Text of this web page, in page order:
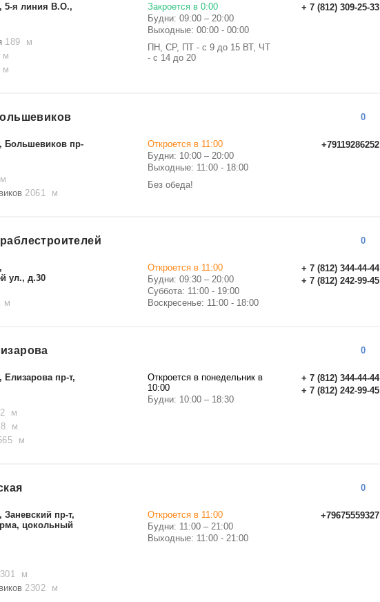
5-я линия В.О.,
189 м
м
м
+ 7 (812) 309-25-33
Закроется в 0:00
Будни: 09:00 – 20:00
Выходные: 00:00 - 00:00
ПН, СР, ПТ - с 9 до 15 ВТ, ЧТ
- с 14 до 20
0
Большевиков пр-
2061 м
+79119286252
Откроется в 11:00
Будни: 10:00 – 20:00
Выходные: 11:00 - 18:00
Без обеда!
0
ул., д.30
м
+ 7 (812) 344-44-44
+ 7 (812) 242-99-45
Откроется в 11:00
Будни: 09:30 – 20:00
Суббота: 11:00 - 19:00
Воскресенье: 11:00 - 18:00
0
Елизарова пр-т,
м
м
м
+ 7 (812) 344-44-44
+ 7 (812) 242-99-45
Откроется в понедельник в
10:00
Будни: 10:00 – 18:30
0
Заневский пр-т,
цокольный
м
2302 м
+79675559327
Откроется в 11:00
Будни: 11:00 – 21:00
Выходные: 11:00 - 21:00